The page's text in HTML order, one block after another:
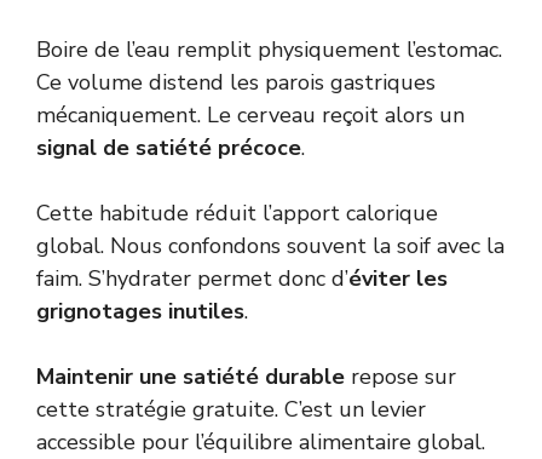
Boire de l’eau remplit physiquement l’estomac.
Ce volume distend les parois gastriques
mécaniquement. Le cerveau reçoit alors un
signal de satiété précoce.
Cette habitude réduit l’apport calorique
global. Nous confondons souvent la soif avec la
faim. S’hydrater permet donc d’éviter les
grignotages inutiles.
Maintenir une satiété durable repose sur
cette stratégie gratuite. C’est un levier
accessible pour l’équilibre alimentaire global.